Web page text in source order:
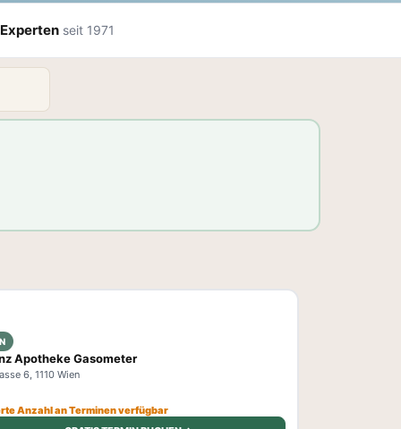
seit 1971
Apotheke Gasometer
6, 1110 Wien
Anzahl an Terminen verfügbar